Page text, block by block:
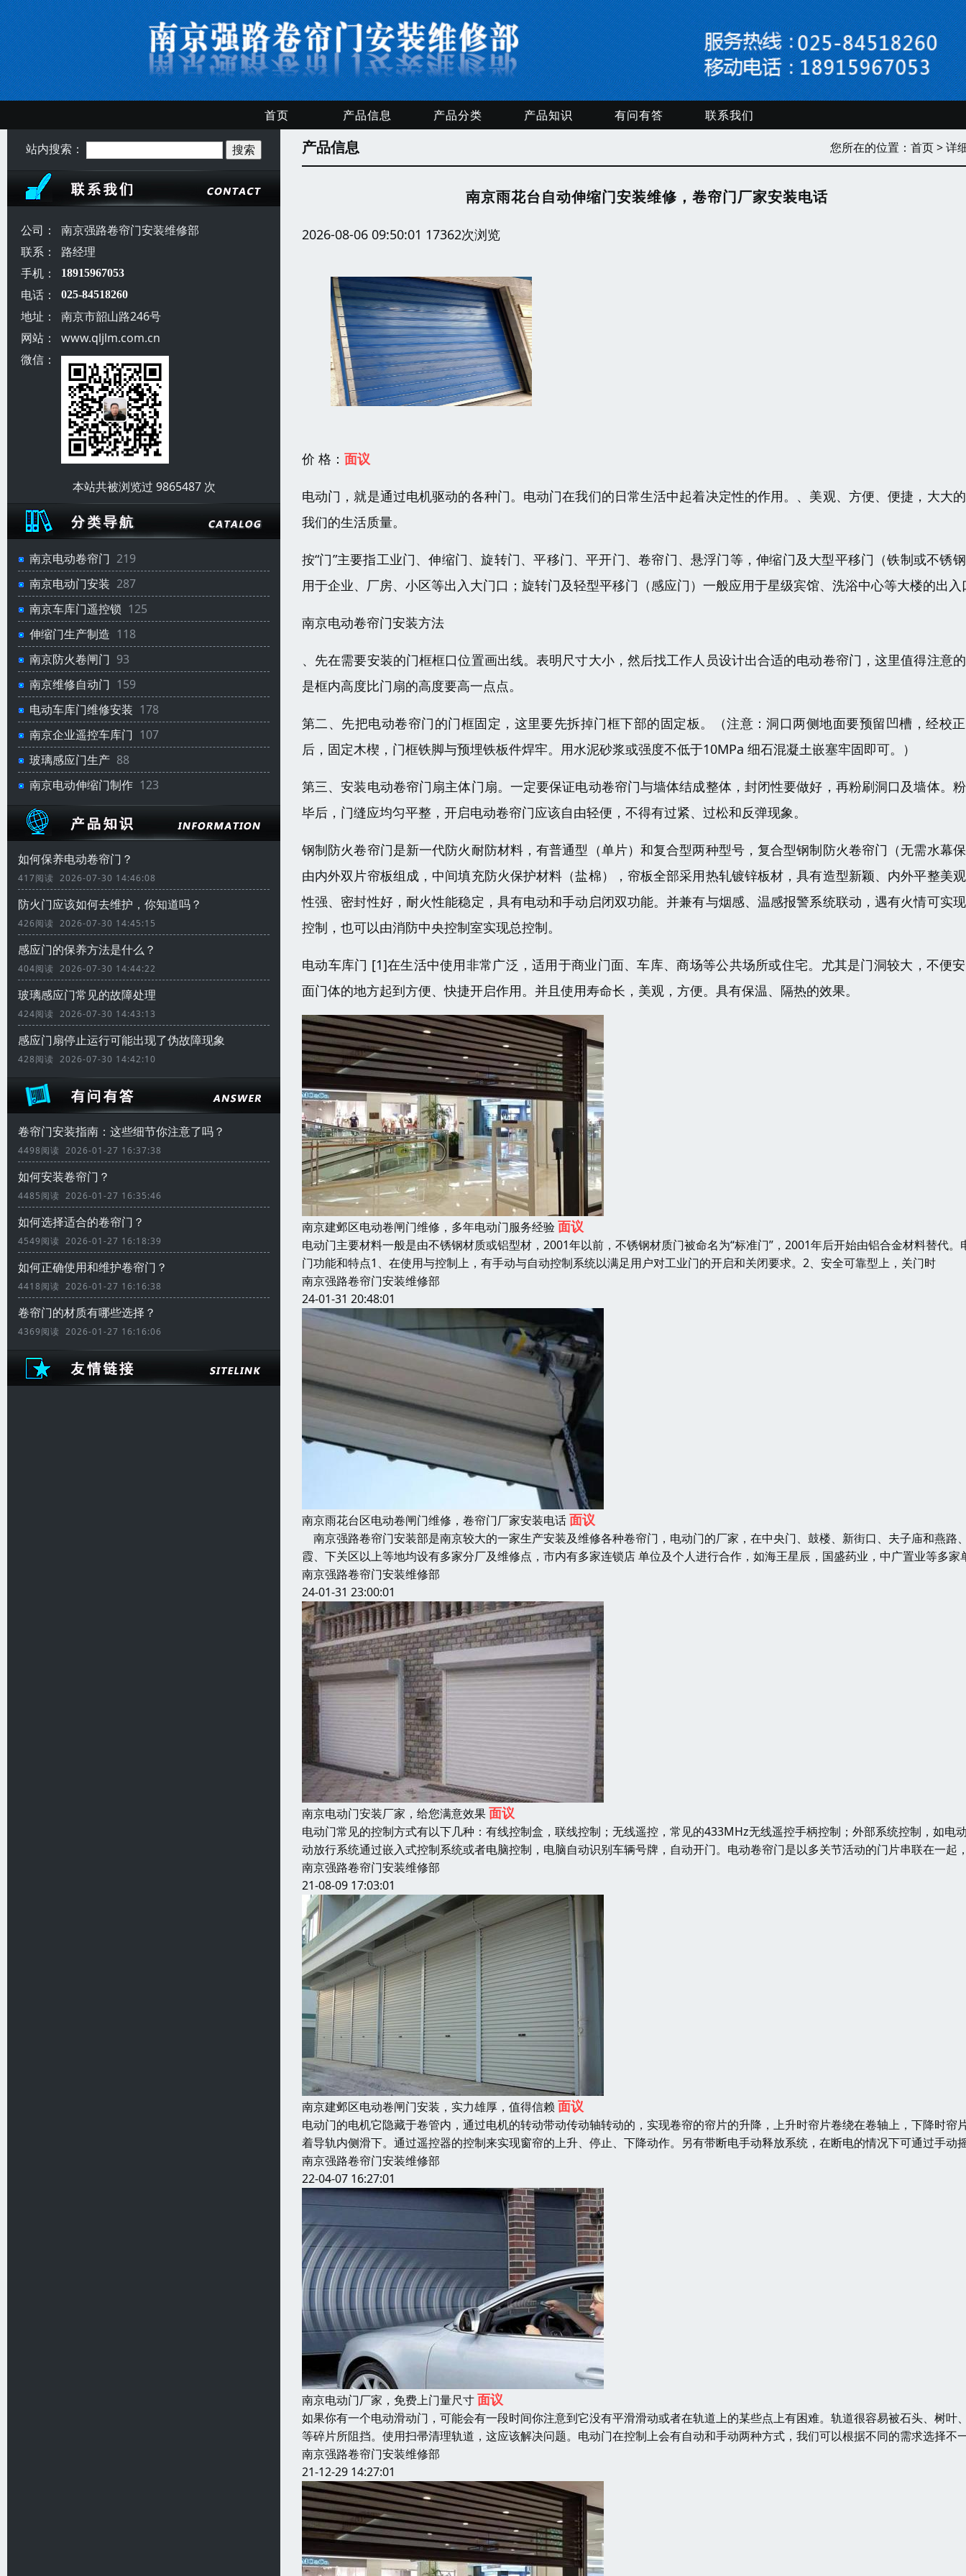
首页 产品信息 产品分类 产品知识 有问有答 联系我们
站内搜索：
公司：
南京强路卷帘门安装维修部
联系：
路经理
手机：
18915967053
电话： 025-84518260
地址：
南京市韶山路246号
网站：
www.qljlm.com.cn
微信：
本站共被浏览过 9865487 次
南京电动卷帘门 219
南京电动门安装 287
南京车库门遥控锁 125
伸缩门生产制造 118
南京防火卷闸门 93
南京维修自动门 159
电动车库门维修安装 178
南京企业遥控车库门 107
玻璃感应门生产 88
南京电动伸缩门制作 123
如何保养电动卷帘门？
417阅读 2026-07-30 14:46:08
防火门应该如何去维护，你知道吗？
426阅读 2026-07-30 14:45:15
感应门的保养方法是什么？
404阅读 2026-07-30 14:44:22
玻璃感应门常见的故障处理
424阅读 2026-07-30 14:43:13
感应门扇停止运行可能出现了伪故障现象
428阅读 2026-07-30 14:42:10
卷帘门安装指南：这些细节你注意了吗？
4498阅读 2026-01-27 16:37:38
如何安装卷帘门？
4485阅读 2026-01-27 16:35:46
如何选择适合的卷帘门？
4549阅读 2026-01-27 16:18:39
如何正确使用和维护卷帘门？
4418阅读 2026-01-27 16:16:38
卷帘门的材质有哪些选择？
4369阅读 2026-01-27 16:16:06
产品信息 您所在的位置： 首页> 详
南京雨花台自动伸缩门安装维修，卷帘门厂家安装电话
2026-08-06 09:50:01 17362次浏览
价 格： 面议
电动门，就是通过电机驱动的各种门。电动门在我们的日常生活中起着决定性的作用。、美观、方便、便捷，大大
我们的生活质量。
按“门”主要指工业门、伸缩门、旋转门、平移门、平开门、卷帘门、悬浮门等，伸缩门及大型平移门（铁制或不锈
用于企业、厂房、小区等出入大门口；旋转门及轻型平移门（感应门）一般应用于星级宾馆、洗浴中心等大楼的出入
南京电动卷帘门安装方法
、先在需要安装的门框框口位置画出线。表明尺寸大小，然后找工作人员设计出合适的电动卷帘门，这里值得注意
是框内高度比门扇的高度要高一点点。
第二、先把电动卷帘门的门框固定，这里要先拆掉门框下部的固定板。（注意：洞口两侧地面要预留凹槽，经校
后，固定木楔，门框铁脚与预埋铁板件焊牢。用水泥砂浆或强度不低于10MPa 细石混凝土嵌塞牢固即可。）
第三、安装电动卷帘门扇主体门扇。一定要保证电动卷帘门与墙体结成整体，封闭性要做好，再粉刷洞口及墙体。
毕后，门缝应均匀平整，开启电动卷帘门应该自由轻便，不得有过紧、过松和反弹现象。
钢制防火卷帘门是新一代防火耐防材料，有普通型（单片）和复合型两种型号，复合型钢制防火卷帘门（无需水幕
由内外双片帘板组成，中间填充防火保护材料（盐棉），帘板全部采用热轧镀锌板材，具有造型新颖、内外平整美
性强、密封性好，耐火性能稳定，具有电动和手动启闭双功能。并兼有与烟感、温感报警系统联动，遇有火情可实
控制，也可以由消防中央控制室实现总控制。
电动车库门 [1]在生活中使用非常广泛，适用于商业门面、车库、商场等公共场所或住宅。尤其是门洞较大，不便
面门体的地方起到方便、快捷开启作用。并且使用寿命长，美观，方便。具有保温、隔热的效果。
南京建邺区电动卷闸门维修，多年电动门服务经验面议
电动门主要材料一般是由不锈钢材质或铝型材，2001年以前，不锈钢材质门被命名为“标准门”，2001年后开始由铝合金材料替代。
门功能和特点1、在使用与控制上，有手动与自动控制系统以满足用户对工业门的开启和关闭要求。2、安全可靠型上，关门时
南京强路卷帘门安装维修部
24-01-31 20:48:01
南京雨花台区电动卷闸门维修，卷帘门厂家安装电话面议
南京强路卷帘门安装部是南京较大的一家生产安装及维修各种卷帘门，电动门的厂家，在中央门、鼓楼、新街口、夫子庙和燕路
霞、下关区以上等地均设有多家分厂及维修点，市内有多家连锁店 单位及个人进行合作，如海王星辰，国盛药业，中广置业等多家
南京强路卷帘门安装维修部
24-01-31 23:00:01
南京电动门安装厂家，给您满意效果面议
电动门常见的控制方式有以下几种：有线控制盒，联线控制；无线遥控，常见的433MHz无线遥控手柄控制；外部系统控制，如电
动放行系统通过嵌入式控制系统或者电脑控制，电脑自动识别车辆号牌，自动开门。电动卷帘门是以多关节活动的门片串联在一起
南京强路卷帘门安装维修部
21-08-09 17:03:01
南京建邺区电动卷闸门安装，实力雄厚，值得信赖 面议
电动门的电机它隐藏于卷管内，通过电机的转动带动传动轴转动的，实现卷帘的帘片的升降，上升时帘片卷绕在卷轴上，下降时帘
着导轨内侧滑下。通过遥控器的控制来实现窗帘的上升、停止、下降动作。另有带断电手动释放系统，在断电的情况下可通过手动
南京强路卷帘门安装维修部
22-04-07 16:27:01
南京电动门厂家，免费上门量尺寸面议
如果你有一个电动滑动门，可能会有一段时间你注意到它没有平滑滑动或者在轨道上的某些点上有困难。轨道很容易被石头、树叶
等碎片所阻挡。使用扫帚清理轨道，这应该解决问题。电动门在控制上会有自动和手动两种方式，我们可以根据不同的需求选择不
南京强路卷帘门安装维修部
21-12-29 14:27:01